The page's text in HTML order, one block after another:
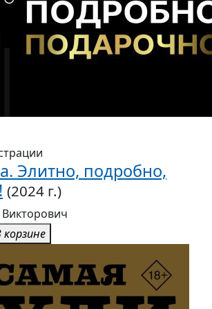
Элитно, подробно,
(2024 г.)
корзине